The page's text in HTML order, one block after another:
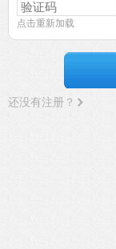
点击重新加载
还没有注册？